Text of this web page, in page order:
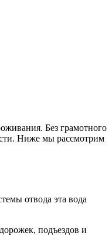
Без грамотного
Ниже мы рассмотрим
отвода эта вода
подъездов и